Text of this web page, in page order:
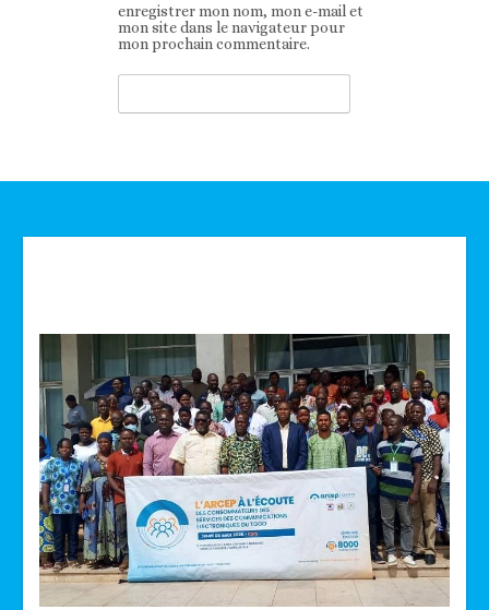
enregistrer mon nom, mon e-mail et
mon site dans le navigateur pour
mon prochain commentaire.